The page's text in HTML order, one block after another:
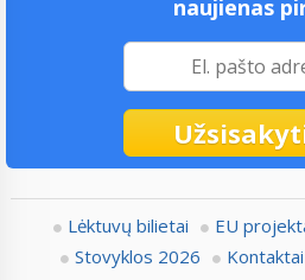
naujienas
Lėktuvų bilietai EU
Stovyklos 2026
Kontaktai